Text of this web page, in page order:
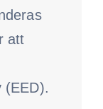
att
(EED).